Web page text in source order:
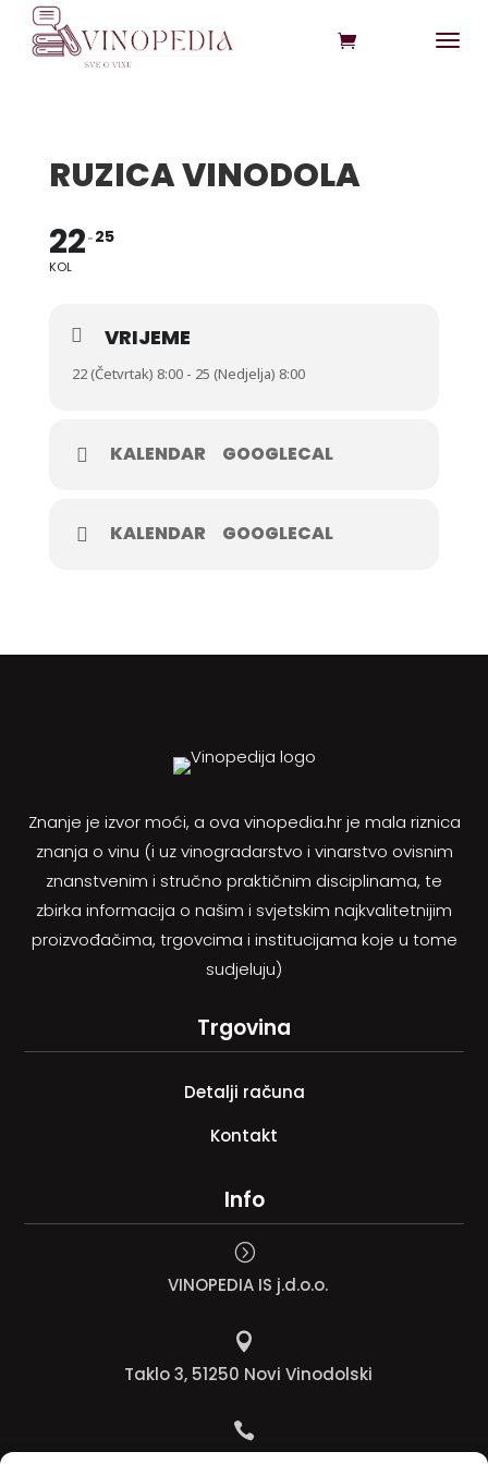
RUZICA VINODOLA
22
KOL
25
VRIJEME
22 (Četvrtak) 8:00 - 25 (Nedjelja) 8:00
KALENDAR GOOGLECAL
KALENDAR GOOGLECAL
Znanje je izvor moći, a ova vinopedia.hr je mala riznica
znanja o vinu (i uz vinogradarstvo i vinarstvo ovisnim
znanstvenim i stručno praktičnim disciplinama, te
zbirka informacija o našim i svjetskim najkvalitetnijim
proizvođačima, trgovcima i institucijama koje u tome
sudjeluju)
Trgovina
Detalji računa
Kontakt
Info
=
VINOPEDIA IS j.d.o.o.

Taklo 3, 51250 Novi Vinodolski
